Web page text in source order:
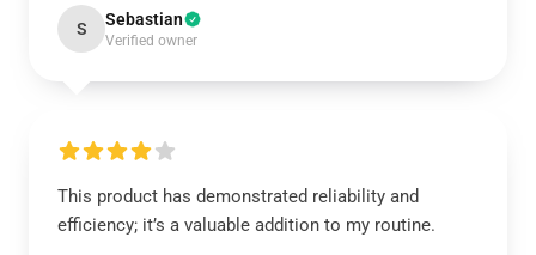
S Sebastian
Verified owner
This product has demonstrated reliability and
efficiency; it’s a valuable addition to my routine.